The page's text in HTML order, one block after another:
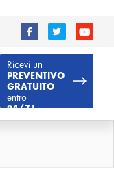
Ricevi un
PREVENTIVO
GRATUITO
entro
24/7 !